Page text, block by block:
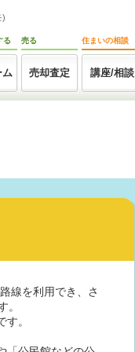
)
る
ム
売る
売却査定
住まいの相談
講座/相談
線を利用でき、さ
。
。